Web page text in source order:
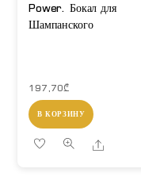
Power. Бокал для
Шампанского
197,70₾
В КОРЗИНУ
Share